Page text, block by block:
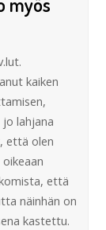
kaiken
lahjana
että olen
että
näinhän on
kastettu.